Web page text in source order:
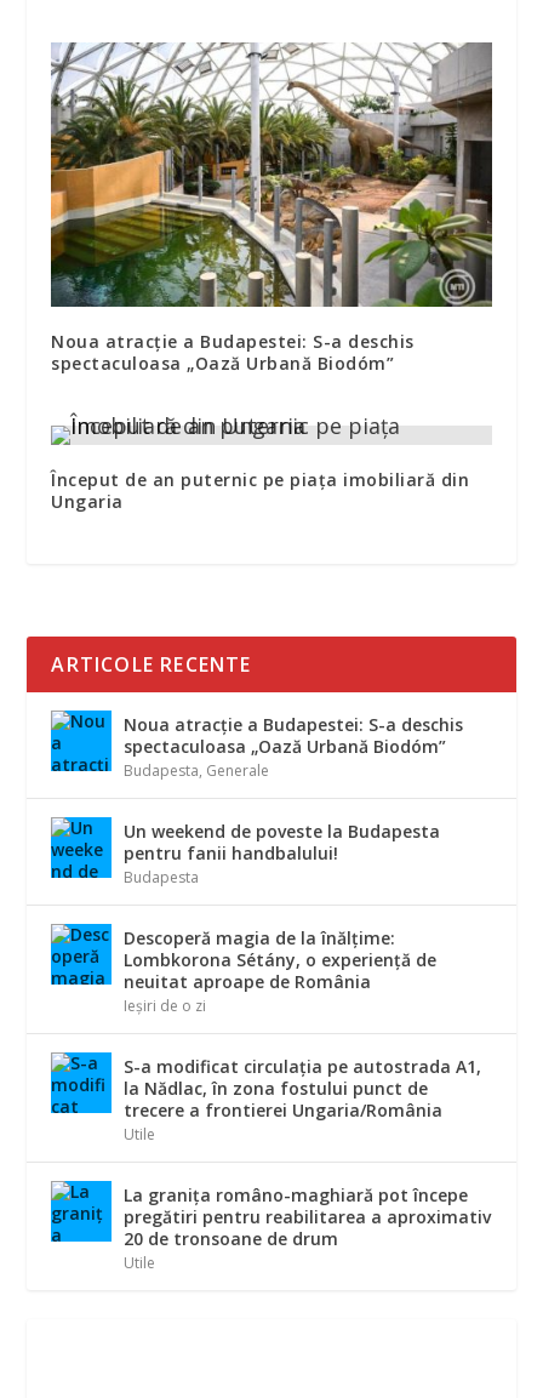
Noua atracție a Budapestei: S-a deschis
spectaculoasa „Oază Urbană Biodóm”
Început de an puternic pe piaţa imobiliară din
Ungaria
ARTICOLE RECENTE
Noua atracție a Budapestei: S-a deschis
spectaculoasa „Oază Urbană Biodóm”
Budapesta, Generale
Un weekend de poveste la Budapesta
pentru fanii handbalului!
Budapesta
Descoperă magia de la înălțime:
Lombkorona Sétány, o experiență de
neuitat aproape de România
Ieșiri de o zi
S-a modificat circulația pe autostrada A1,
la Nădlac, în zona fostului punct de
trecere a frontierei Ungaria/România
Utile
La graniţa româno-maghiară pot începe
pregătiri pentru reabilitarea a aproximativ
20 de tronsoane de drum
Utile